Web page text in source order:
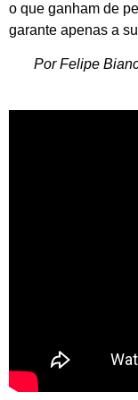
o que ganham de
garante apenas a
Por Felipe